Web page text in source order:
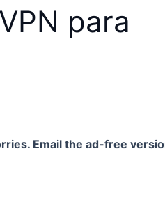
para
Email the ad-free